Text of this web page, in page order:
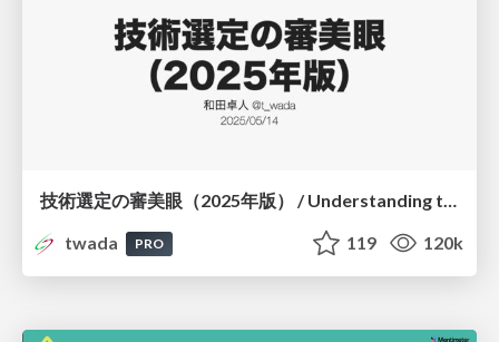
技術選定の審美眼（2025年版） / Understanding the Spiral of Technologies 2025 edition
twada
PRO 119 120k